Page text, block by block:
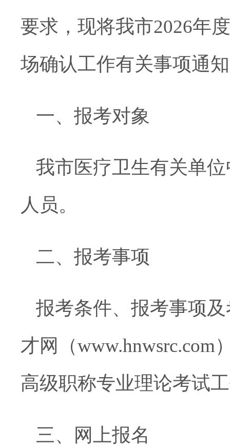
要求，现将我市2026年
场确认工作有关事项通
一、报考对象
我市医疗卫生有关单
人员。
二、报考事项
报考条件、报考事项
才网（www.hnwsrc.com
高级职称专业理论考试
三、网上报名